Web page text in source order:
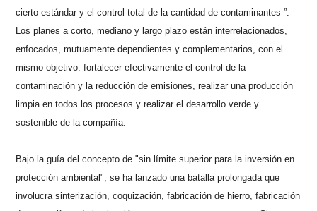
cierto estándar y el control total de la cantidad de contaminantes ”.
Los planes a corto, mediano y largo plazo están interrelacionados,
enfocados, mutuamente dependientes y complementarios, con el
mismo objetivo: fortalecer efectivamente el control de la
contaminación y la reducción de emisiones, realizar una producción
limpia en todos los procesos y realizar el desarrollo verde y
sostenible de la compañía.
Bajo la guía del concepto de "sin límite superior para la inversión en
protección ambiental", se ha lanzado una batalla prolongada que
involucra sinterización, coquización, fabricación de hierro, fabricación